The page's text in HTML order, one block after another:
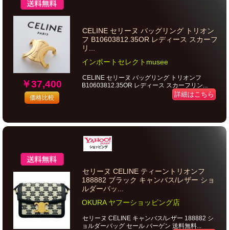
￥37,400
価格比較
CELINE セリーヌ バッグリング トリオン
フ B10603812.35OR レディース スカーフ
リ...
インポートセレクトmusee
CELINE セリーヌ バッグリング トリオンフ
B10603812.35OR レディース スカーフリン...
詳細はこちら
セリーヌ CELINE ティーントリオンフ
188882 ブラック キャンバス/レザー ショ
ルダーバッ...
OKURA ヤフーショッピング店
セリーヌ CELINE キャンバス/レザー 188882 シ
ョルダーバッグ セール バーゲン 送料無料...